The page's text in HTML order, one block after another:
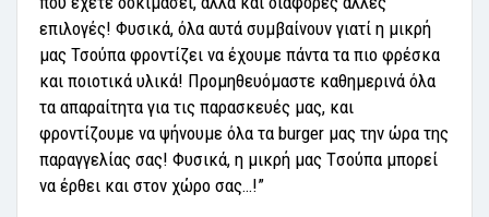
επιλογές! Φυσικά, όλα αυτά συμβαίνουν γιατί η μικρή
μας Τσούπα φροντίζει να έχουμε πάντα τα πιο φρέσκα
και ποιοτικά υλικά! Προμηθευόμαστε καθημερινά όλα
τα απαραίτητα για τις παρασκευές μας, και
φροντίζουμε να ψήνουμε όλα τα burger μας την ώρα της
παραγγελίας σας! Φυσικά, η μικρή μας Tσούπα μπορεί
να έρθει και στον χώρο σας…!”